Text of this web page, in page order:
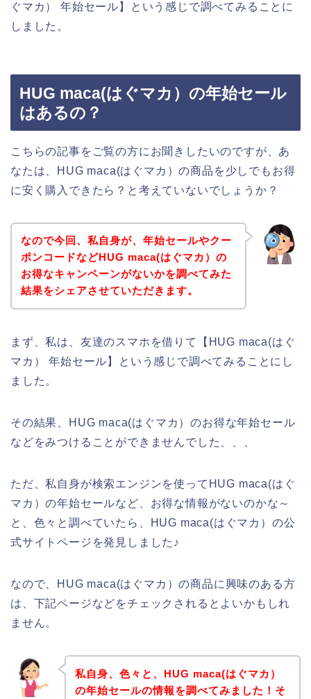
ぐマカ） 年始セール】という感じで調べてみることに
しました。
HUG maca(はぐマカ）の年始セール
はあるの？
こちらの記事をご覧の方にお聞きしたいのですが、あ
なたは、HUG maca(はぐマカ）の商品を少しでもお得
に安く購入できたら？と考えていないでしょうか？
なので今回、私自身が、年始セールやクー
ポンコードなどHUG maca(はぐマカ）の
お得なキャンペーンがないかを調べてみた
結果をシェアさせていただきます。
まず、私は、友達のスマホを借りて【HUG maca(はぐ
マカ） 年始セール】という感じで調べてみることにし
ました。
その結果、HUG maca(はぐマカ）のお得な年始セール
などをみつけることができませんでした、、、
ただ、私自身が検索エンジンを使ってHUG maca(はぐ
マカ）の年始セールなど、お得な情報がないのかな～
と、色々と調べていたら、HUG maca(はぐマカ）の公
式サイトページを発見しました♪
なので、HUG maca(はぐマカ）の商品に興味のある方
は、下記ページなどをチェックされるとよいかもしれ
ません。
私自身、色々と、HUG maca(はぐマカ）
の年始セールの情報を調べてみました！そ